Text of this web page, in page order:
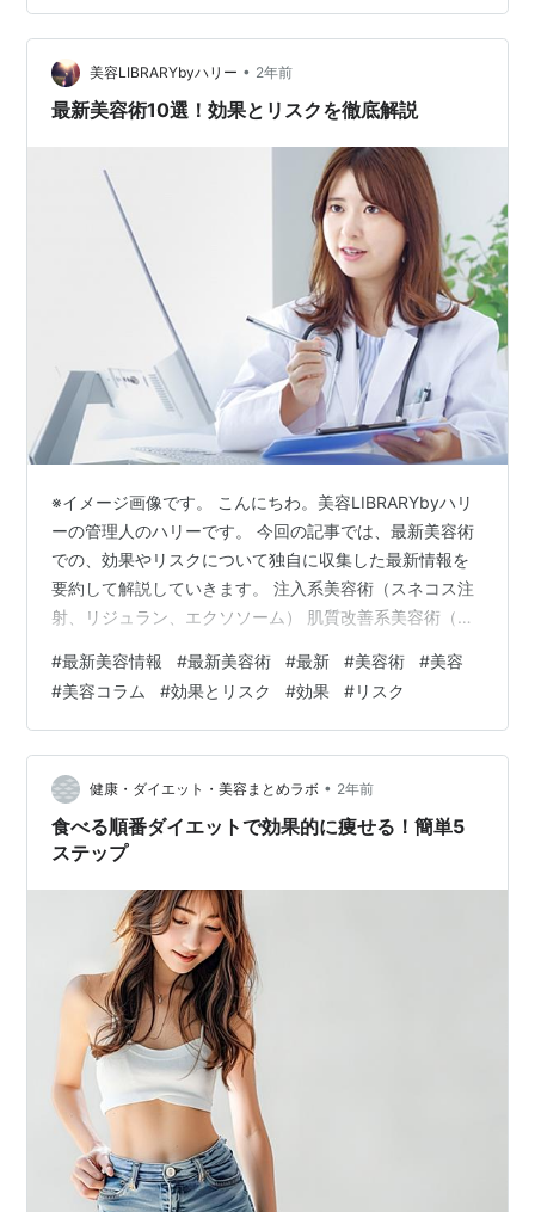
年々高まっています。 脱毛をすることで、清潔感が増
し、第一印象が大きく変わ…
美容LIBRARYbyハリー • 2年前
最新美容術10選！効果とリスクを徹底解説
※イメージ画像です。 こんにちわ。美容LIBRARYbyハリ
ーの管理人のハリーです。 今回の記事では、最新美容術
での、効果やリスクについて独自に収集した最新情報を
要約して解説していきます。 注入系美容術（スネコス注
射、リジュラン、エクソソーム） 肌質改善系美容術（ポ
脱脂、人中短縮、糸リフト、ボルニューマー） 施術を受
ける際の注意点 まとめ 近年、美容医療は目覚ましい発展
を遂げ、様々な最新美容術が登場しています。 スネコス
注射、ポテンツァ、下眼瞼脱脂など、その種類は多岐に
わたり、それぞれに特徴や効果が異なります。 本記事で
は、話題の最新美容術1…
#最新美容情報 #最新美容術 #最新 #美容術 #美容
#美容コラム #効果とリスク #効果 #リスク
健康・ダイエット・美容まとめラボ • 2年前
食べる順番ダイエットで効果的に痩せる！簡単5
ステップ